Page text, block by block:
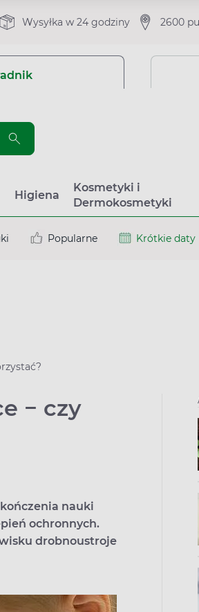
Wysyłka w 24 godziny 2600
Higiena
Kosmetyki i
Dermokosmetyki
Popularne Krótkie daty
− czy
nauki
ochronnych.
drobnoustroje